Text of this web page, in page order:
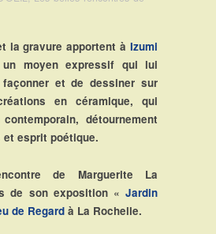
la gravure apportent à Izumi
un moyen expressif qui lui
et de dessiner sur
en céramique, qui
détournement
et esprit poétique.
de Marguerite La
de son exposition « Jardin
de Regard à La Rochelle.